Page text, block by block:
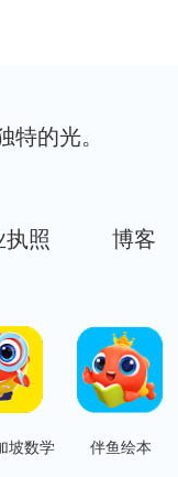
的光。
执照 博客
坡数学 伴鱼绘本